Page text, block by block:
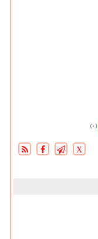
(0)
X